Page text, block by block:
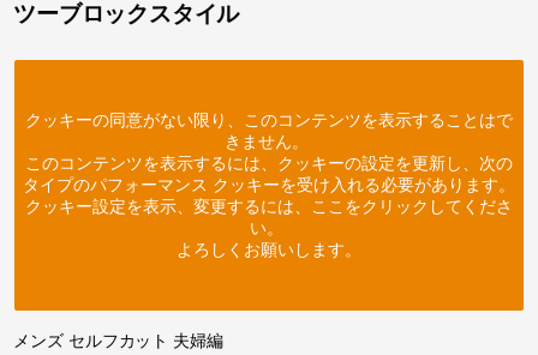
ツーブロックスタイル
クッキーの同意がない限り、このコンテンツを表示することはで
きません。
このコンテンツを表示するには、クッキーの設定を更新し、次の
タイプのパフォーマンス クッキーを受け入れる必要があります。
クッキー設定を表示、変更するには、ここをクリックしてくださ
い。
よろしくお願いします。
メンズ セルフカット 夫婦編